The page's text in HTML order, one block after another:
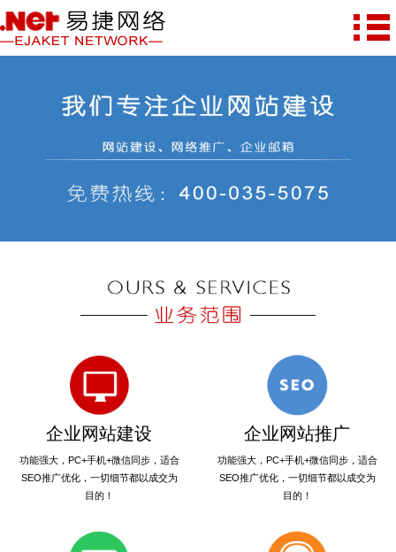
企业网站建设
功能强大，PC+手机+微信同步，适合
SEO推广优化，一切细节都以成交为
目的！
企业网站推广
功能强大，PC+手机+微信同步，适合
SEO推广优化，一切细节都以成交为
目的！